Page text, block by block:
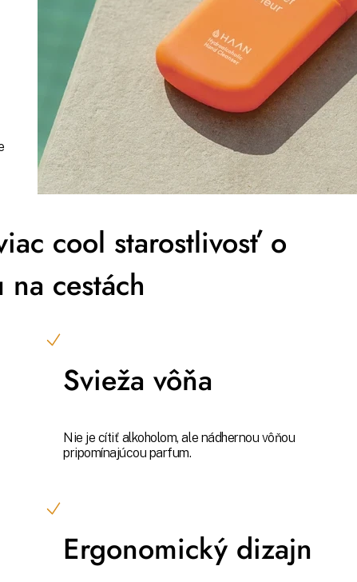
cool starostlivosť o
cestách
Svieža vôňa
Nie je cítiť alkoholom, ale nádhernou vôňou
pripomínajúcou parfum.
Ergonomický dizajn